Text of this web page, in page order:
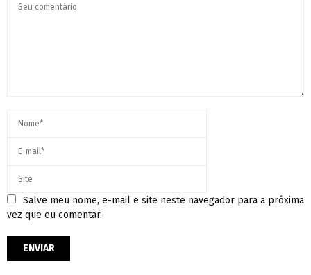
Salve meu nome, e-mail e site neste navegador para a próxima
vez que eu comentar.